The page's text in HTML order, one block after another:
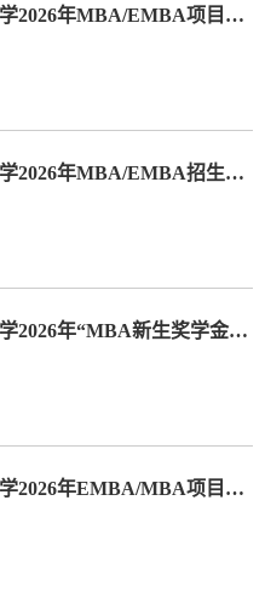
【南昌站】中南大学2026年MBA/EMBA项目招生政策说明会
【苏州站】中南大学2026年MBA/EMBA招生政策说明会
重磅发布！中南大学2026年“MBA新生奖学金”方案
专场直播丨中南大学2026年EMBA/MBA项目报考指导直播